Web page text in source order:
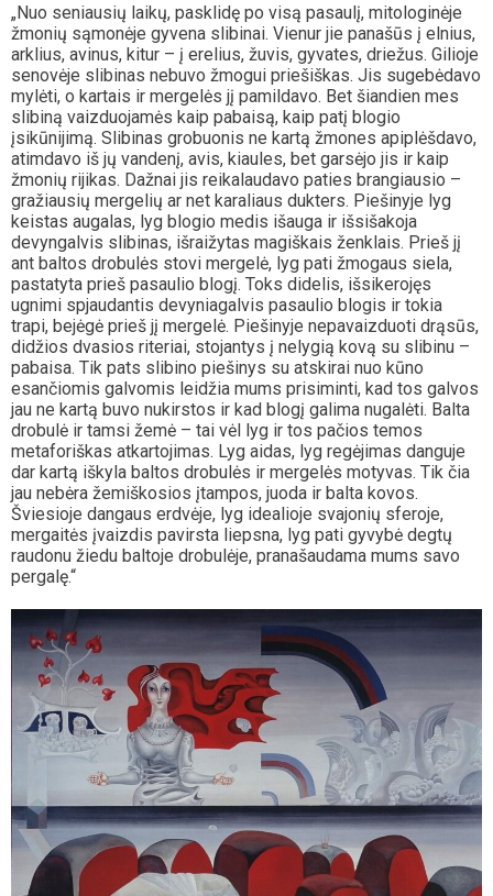
„Nuo seniausių laikų, pasklidę po visą pasaulį, mitologinėje
žmonių sąmonėje gyvena slibinai. Vienur jie panašūs į elnius,
arklius, avinus, kitur – į erelius, žuvis, gyvates, driežus. Gilioje
senovėje slibinas nebuvo žmogui priešiškas. Jis sugebėdavo
mylėti, o kartais ir mergelės jį pamildavo. Bet šiandien mes
slibiną vaizduojamės kaip pabaisą, kaip patį blogio
įsikūnijimą. Slibinas grobuonis ne kartą žmones apiplėšdavo,
atimdavo iš jų vandenį, avis, kiaules, bet garsėjo jis ir kaip
žmonių rijikas. Dažnai jis reikalaudavo paties brangiausio –
gražiausių mergelių ar net karaliaus dukters. Piešinyje lyg
keistas augalas, lyg blogio medis išauga ir išsišakoja
devyngalvis slibinas, išraižytas magiškais ženklais. Prieš jį
ant baltos drobulės stovi mergelė, lyg pati žmogaus siela,
pastatyta prieš pasaulio blogį. Toks didelis, išsikerojęs
ugnimi spjaudantis devyniagalvis pasaulio blogis ir tokia
trapi, bejėgė prieš jį mergelė. Piešinyje nepavaizduoti drąsūs,
didžios dvasios riteriai, stojantys į nelygią kovą su slibinu –
pabaisa. Tik pats slibino piešinys su atskirai nuo kūno
esančiomis galvomis leidžia mums prisiminti, kad tos galvos
jau ne kartą buvo nukirstos ir kad blogį galima nugalėti. Balta
drobulė ir tamsi žemė – tai vėl lyg ir tos pačios temos
metaforiškas atkartojimas. Lyg aidas, lyg regėjimas danguje
dar kartą iškyla baltos drobulės ir mergelės motyvas. Tik čia
jau nebėra žemiškosios įtampos, juoda ir balta kovos.
Šviesioje dangaus erdvėje, lyg idealioje svajonių sferoje,
mergaitės įvaizdis pavirsta liepsna, lyg pati gyvybė degtų
raudonu žiedu baltoje drobulėje, pranašaudama mums savo
pergalę.“